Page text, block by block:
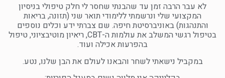
לא עבר הרבה זמן עד שהבנתי שחסר לי חלק טיפולי בניסיון
המקצועי שלי ונרשמתי ללימודי תואר שני (תזונה, בריאות
והתנהגות) באוניברסיטת חיפה. שם צברתי ידע וכלים נוספים
בטיפול רגשי המשלב את עולמות ה-CBT, ריאיון מוטיבציוני, טיפול
בהפרעות אכילה ועוד.
במקביל נישאתי לשחר והבאנו לעולם את הבן שלנו, נטע.